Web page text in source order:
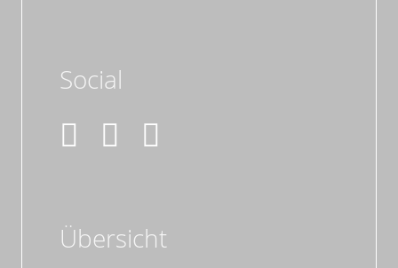
Social
Übersicht